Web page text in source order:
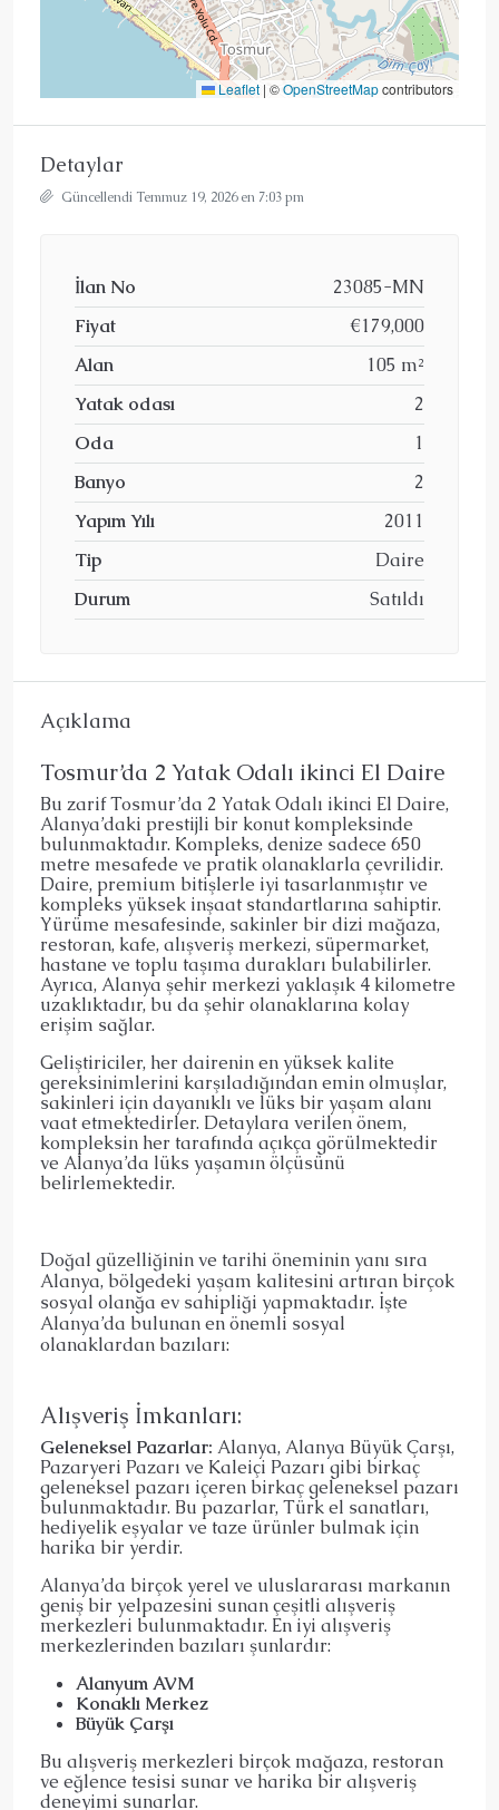
Leaflet | ©OpenStreetMapcontributors
Detaylar
Güncellendi Temmuz 19, 2026 en 7:03 pm
İlan No
23085-MN
Fiyat
€179,000
Alan
105 m²
Yatak odası
2
Oda
1
Banyo
2
Yapım Yılı
2011
Tip
Daire
Durum
Satıldı
Açıklama
Tosmur’da 2 Yatak Odalı ikinci El Daire
Bu zarif Tosmur’da 2 Yatak Odalı ikinci El Daire,
Alanya’daki prestijli bir konut kompleksinde
bulunmaktadır. Kompleks, denize sadece 650
metre mesafede ve pratik olanaklarla çevrilidir.
Daire, premium bitişlerle iyi tasarlanmıştır ve
kompleks yüksek inşaat standartlarına sahiptir.
Yürüme mesafesinde, sakinler bir dizi mağaza,
restoran, kafe, alışveriş merkezi, süpermarket,
hastane ve toplu taşıma durakları bulabilirler.
Ayrıca, Alanya şehir merkezi yaklaşık 4 kilometre
uzaklıktadır, bu da şehir olanaklarına kolay
erişim sağlar.
Geliştiriciler, her dairenin en yüksek kalite
gereksinimlerini karşıladığından emin olmuşlar,
sakinleri için dayanıklı ve lüks bir yaşam alanı
vaat etmektedirler. Detaylara verilen önem,
kompleksin her tarafında açıkça görülmektedir
ve Alanya’da lüks yaşamın ölçüsünü
belirlemektedir.
Doğal güzelliğinin ve tarihi öneminin yanı sıra
Alanya, bölgedeki yaşam kalitesini artıran birçok
sosyal olanğa ev sahipliği yapmaktadır. İşte
Alanya’da bulunan en önemli sosyal
olanaklardan bazıları:
Alışveriş İmkanları:
Geleneksel Pazarlar: Alanya, Alanya Büyük Çarşı,
Pazaryeri Pazarı ve Kaleiçi Pazarı gibi birkaç
geleneksel pazarı içeren birkaç geleneksel pazarı
bulunmaktadır. Bu pazarlar, Türk el sanatları,
hediyelik eşyalar ve taze ürünler bulmak için
harika bir yerdir.
Alanya’da birçok yerel ve uluslararası markanın
geniş bir yelpazesini sunan çeşitli alışveriş
merkezleri bulunmaktadır. En iyi alışveriş
merkezlerinden bazıları şunlardır:
Alanyum AVM
Konaklı Merkez
Büyük Çarşı
Bu alışveriş merkezleri birçok mağaza, restoran
ve eğlence tesisi sunar ve harika bir alışveriş
deneyimi sunarlar.